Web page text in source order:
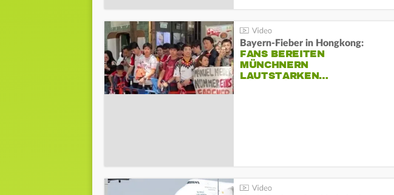
Bayern-Fieber in Hongkong:
FANS BEREITEN
MÜNCHNERN
LAUTSTARKEN…